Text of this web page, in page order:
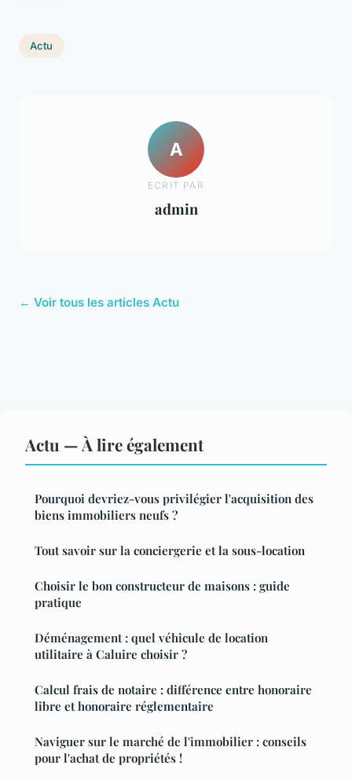
Actu
A
ECRIT PAR
admin
← Voir tous les articles Actu
Actu — À lire également
Pourquoi devriez-vous privilégier l'acquisition des
biens immobiliers neufs ?
Tout savoir sur la conciergerie et la sous-location
Choisir le bon constructeur de maisons : guide
pratique
Déménagement : quel véhicule de location
utilitaire à Caluire choisir ?
Calcul frais de notaire : différence entre honoraire
libre et honoraire réglementaire
Naviguer sur le marché de l'immobilier : conseils
pour l'achat de propriétés !